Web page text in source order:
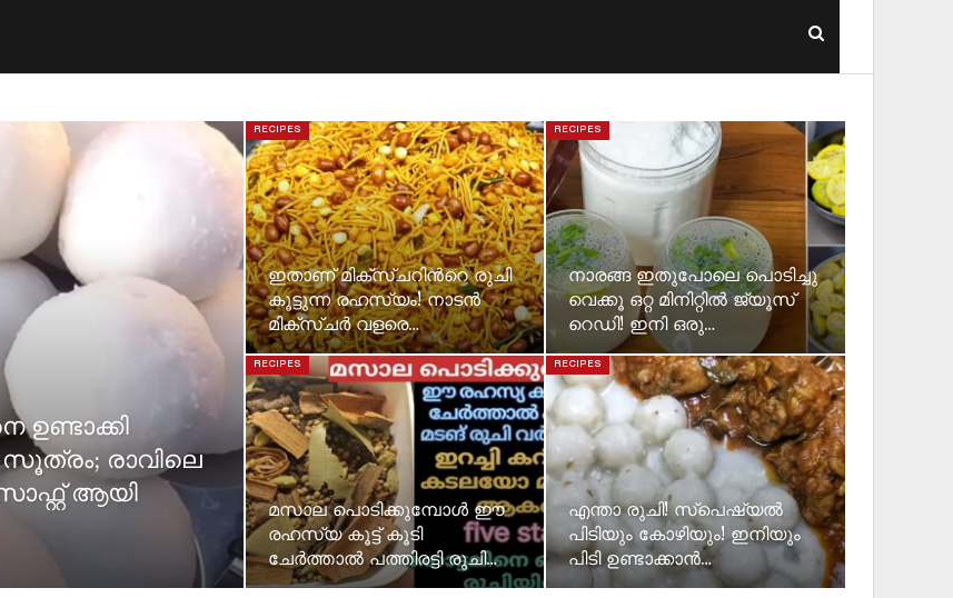
രാവിലെ
ആയി
RECIPES
ഇതാണ് മിക്സ്ചറിൻറെ രുചി
കൂട്ടുന്ന രഹസ്യം! നാടൻ
മിക്സ്ചർ വളരെ…
RECIPES
നാരങ്ങ ഇതുപോലെ പൊടിച്ചു
വെക്കൂ ഒറ്റ മിനിറ്റിൽ ജ്യൂസ്
റെഡി! ഇനി ഒരു…
RECIPES
മസാല പൊടിക്കുമ്പോൾ ഈ
രഹസ്യ കൂട്ട് കൂടി
ചേർത്താൽ പത്തിരട്ടി രുചി…
RECIPES
എന്താ രുചി! സ്പെഷ്യൽ
പിടിയും കോഴിയും! ഇനിയും
പിടി ഉണ്ടാക്കാൻ…